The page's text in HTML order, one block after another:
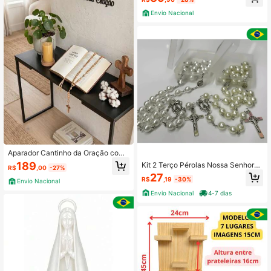
Aparador Cantinho da Oração com
Frase em 3D – Altar Decorativo de
Chão - Preto
R$189 ,00 -27%
Envio Nacional
Frase Personalizada em Impressão
3D - Suporte preto/Prat Branca
Envio Nacional
Kit 2 Terço Pérolas Nossa Senhora
Aparecida + Caixinha M3
R$27 ,19 -30%
Envio Nacional
4-7 dias